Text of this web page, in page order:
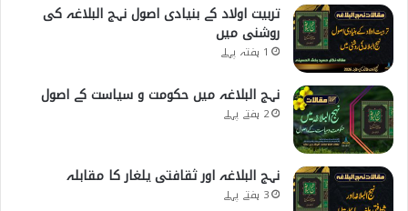
تربیت اولاد کے بنیادی اصول نہج البلاغہ کی
روشنی میں
1 ہفتہ پہلے
نہج البلاغہ میں حکومت و سیاست کے اصول
2 ہفتے پہلے
نہج البلاغہ اور ثقافتی یلغار کا مقابلہ
3 ہفتے پہلے